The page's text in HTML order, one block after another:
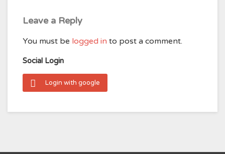
Leave a Reply
You must be logged in to post a comment.
Social Login
Login with google